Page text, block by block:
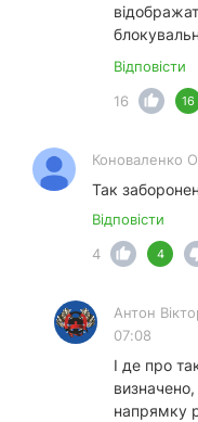
Відповісти
16
16
Коноваленко
Так
Відповісти
4
4
Антон
07:08
І де про
напрямку